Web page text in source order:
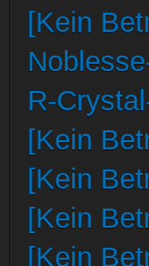
[Kein
R-
[Kein
[Kein
[Kein
[Kein